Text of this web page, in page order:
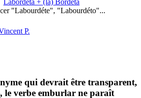
Labordeta + (la) Bordeta
"Labourdéte", "Labourdéto"...
P.
qui devrait être transparent,
le verbe emburlar ne paraît